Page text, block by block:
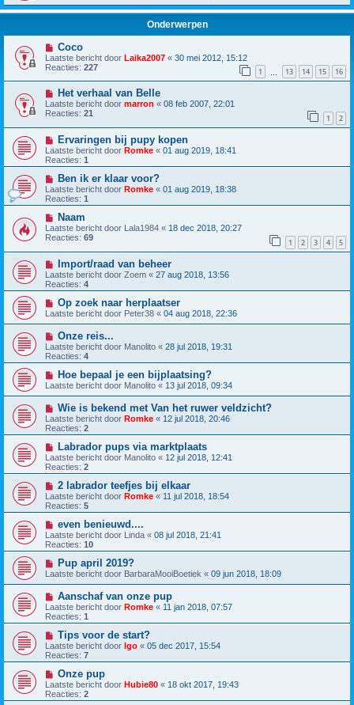
Onderwerpen
Coco
Laatste bericht door Laika2007 « 30 mei 2012, 15:12
Reacties: 227 1 13 14 15 16
Het verhaal van Belle
Laatste bericht door marron « 08 feb 2007, 22:01
Reacties: 21 1 2
Ervaringen bij pupy kopen
Laatste bericht door Romke « 01 aug 2019, 18:41
Reacties: 1
Ben ik er klaar voor?
Laatste bericht door Romke « 01 aug 2019, 18:38
Reacties: 1
Naam
Laatste bericht door Lala1984 « 18 dec 2018, 20:27
Reacties: 69 1 2 3 4 5
Import/raad van beheer
Laatste bericht door Zoem « 27 aug 2018, 13:56
Reacties: 4
Op zoek naar herplaatser
Laatste bericht door Peter38 « 04 aug 2018, 22:36
Onze reis...
Laatste bericht door Manolito « 28 jul 2018, 19:31
Reacties: 4
Hoe bepaal je een bijplaatsing?
Laatste bericht door Manolito « 13 jul 2018, 09:34
Wie is bekend met Van het ruwer veldzicht?
Laatste bericht door Romke « 12 jul 2018, 20:46
Reacties: 2
Labrador pups via marktplaats
Laatste bericht door Manolito « 12 jul 2018, 12:41
Reacties: 2
2 labrador teefjes bij elkaar
Laatste bericht door Romke « 11 jul 2018, 18:54
Reacties: 5
even benieuwd....
Laatste bericht door Linda « 08 jul 2018, 21:41
Reacties: 10
Pup april 2019?
Laatste bericht door BarbaraMooiBoetiek « 09 jun 2018, 18:09
Aanschaf van onze pup
Laatste bericht door Romke « 11 jan 2018, 07:57
Reacties: 1
Tips voor de start?
Laatste bericht door Igo « 05 dec 2017, 15:54
Reacties: 7
Onze pup
Laatste bericht door Hubie80 « 18 okt 2017, 19:43
Reacties: 2